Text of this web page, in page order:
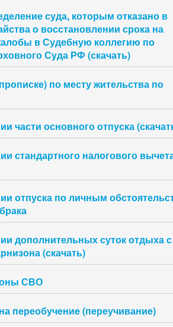
суда, которым отказано в
о восстановлении срока на
в Судебную коллегию по
Суда РФ (скачать)
по месту жительства по
части основного отпуска
стандартного налогового
отпуска по личным
дополнительных суток отдыха с
(скачать)
СВО
переобучение (переучивание)